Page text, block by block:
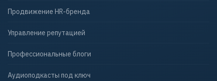
Продвижение HR-бренда
Управление репутацией
Профессиональные блоги
Аудиоподкасты под ключ